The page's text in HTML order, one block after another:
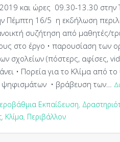
και ώρες 09.30-13.30 στην
Πέμπτη 16/5 η εκδήλωση
συζήτηση από µαθητές/
στο έργο • παρουσίαση των
σχολείων (πόστερς, αφίσες,
• Πορεία για το Κλίμα από
ψηφισμάτων • βράβευση των…
Εκπαίδευση,
, Κλίμα, Περιβάλλον